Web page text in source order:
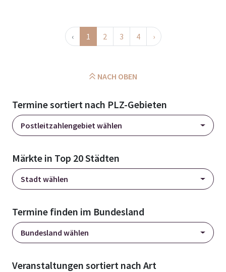
‹ 1 2 3 4 ›
NACH OBEN
Termine sortiert nach PLZ-Gebieten
Postleitzahlengebiet wählen
Märkte in Top 20 Städten
Stadt wählen
Termine finden im Bundesland
Bundesland wählen
Veranstaltungen sortiert nach Art